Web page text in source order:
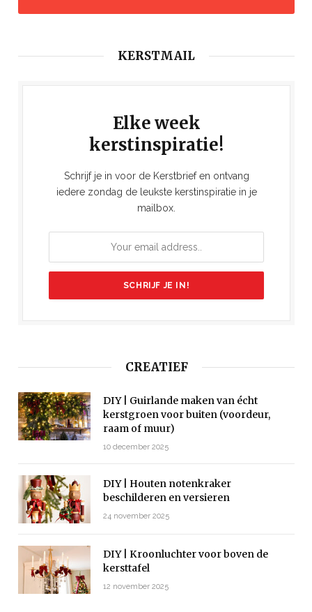
KERSTMAIL
Elke week
kerstinspiratie!
Schrijf je in voor de Kerstbrief en ontvang
iedere zondag de leukste kerstinspiratie in je
mailbox.
CREATIEF
DIY | Guirlande maken van écht
kerstgroen voor buiten (voordeur,
raam of muur)
10 december 2025
DIY | Houten notenkraker
beschilderen en versieren
24 november 2025
DIY | Kroonluchter voor boven de
kersttafel
12 november 2025